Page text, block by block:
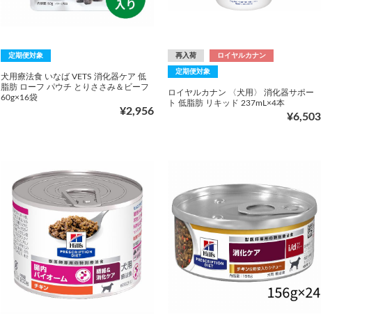
定期便対象
犬用療法食 いなば VETS 消化器ケア 低
脂肪 ローフ パウチ とりささみ＆ビーフ
60g×16袋
¥2,956
再入荷 ロイヤルカナン
定期便対象
ロイヤルカナン 〈犬用〉 消化器サポー
ト 低脂肪 リキッド 237mL×4本
¥6,503